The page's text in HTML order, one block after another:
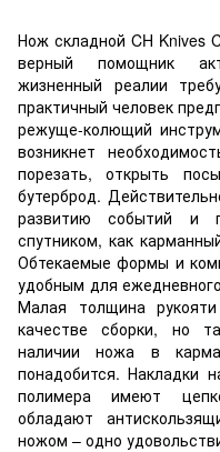
Нож складной CH Knives
верный помощник
жизненный реалии
практичный человек
режуще-колющий
возникнет
порезать, открыть
бутерброд.
развитию событий и
спутником, как
Обтекаемые формы и
удобным для
Малая толщина
качестве сборки, но
наличии ножа в
понадобится. Накладки
полимера имеют
обладают
ножом – одно